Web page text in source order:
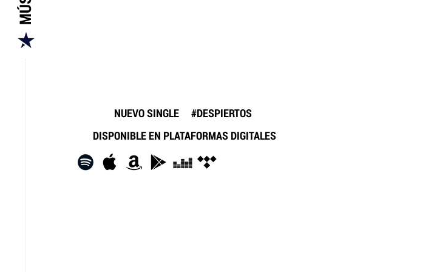
NUEVO SINGLE #DESPIERTOS
DISPONIBLE EN PLATAFORMAS DIGITALES